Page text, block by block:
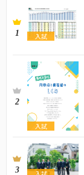
1 入試
2
入試
3